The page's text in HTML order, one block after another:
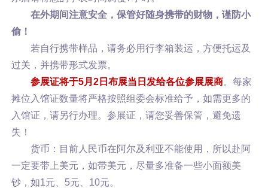
在外期间注意安全，保管好随身携带的财物，谨防小
偷！
若自行携带样品，请务必用行李箱装运，方便托运及
过关，并携带形式发票。
参展证将于5月2日布展当日发给各位参展展商。每家
摊位入馆证数量将严格按照组委会标准给予，如需更多的
入馆证，请另行办理。参展证，请您妥善保管，避免遗
失！
货币：目前人民币在阿尔及利亚不能使用，所以赴阿
一定要带上美元，如带美元，尽量多准备一些小面额美
钞，如1元、5元、10元。